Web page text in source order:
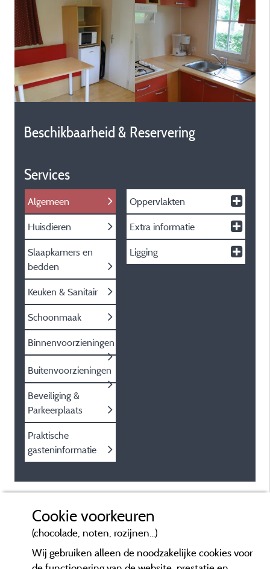
Beschikbaarheid & Reservering
Services
Algemeen
Huisdieren
Slaapkamers en
bedden
Keuken & Sanitair
Schoonmaak
Binnenvoorzieningen
Buitenvoorzieningen
Beveiliging &
Parkeerplaats
Praktische
gasteninformatie
Oppervlakten
Extra informatie
Ligging
Cookie voorkeuren
(chocolade, noten, rozijnen...)
Wij gebruiken alleen de noodzakelijke cookies voor